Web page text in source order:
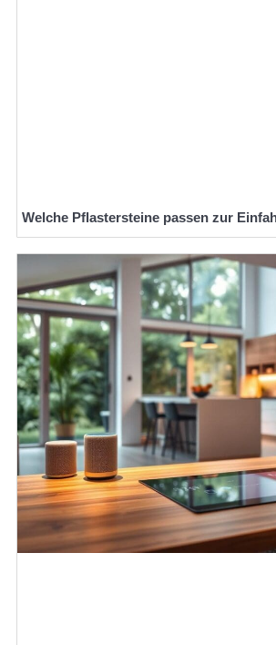
Welche Pflastersteine passen zur